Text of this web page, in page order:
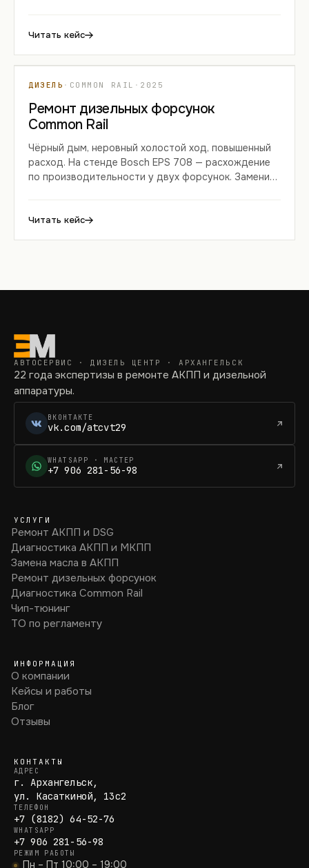
Читать кейс
КЕЙС 06
ДИЗЕЛЬ · COMMON RAIL · 2025
Ремонт дизельных форсунок
Common Rail
Чёрный дым, неровный холостой ход, повышенный
расход. На стенде Bosch EPS 708 — расхождение
по производительности у двух форсунок. Заменили
Читать кейс
АВТОСЕРВИС · ДИЗЕЛЬ ЦЕНТР · АРХАНГЕЛЬСК
22 года экспертизы в ремонте АКПП и дизельной
аппаратуры.
ВКОНТАКТЕ
vk.com/atcvt29
WHATSAPP · МАСТЕР
+7 906 281-56-98
УСЛУГИ
Ремонт АКПП и DSG
Диагностика АКПП и МКПП
Замена масла в АКПП
Ремонт дизельных форсунок
Диагностика Common Rail
Чип-тюнинг
ТО по регламенту
ИНФОРМАЦИЯ
О компании
Кейсы и работы
Блог
Отзывы
КОНТАКТЫ
АДРЕС
г. Архангельск,
ул. Касаткиной, 13с2
ТЕЛЕФОН
+7 (8182) 64-52-76
WHATSAPP
+7 906 281-56-98
РЕЖИМ РАБОТЫ
Пн – Пт 10:00 – 19:00